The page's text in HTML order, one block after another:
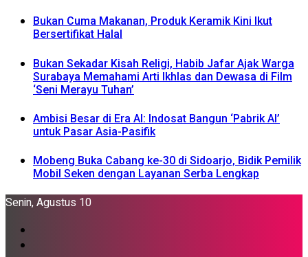
Bukan Cuma Makanan, Produk Keramik Kini Ikut
Bersertifikat Halal
Bukan Sekadar Kisah Religi, Habib Jafar Ajak Warga
Surabaya Memahami Arti Ikhlas dan Dewasa di Film
‘Seni Merayu Tuhan’
Ambisi Besar di Era AI: Indosat Bangun ‘Pabrik AI’
untuk Pasar Asia-Pasifik
Mobeng Buka Cabang ke-30 di Sidoarjo, Bidik Pemilik
Mobil Seken dengan Layanan Serba Lengkap
Senin, Agustus 10